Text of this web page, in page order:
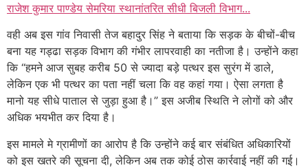
राजेश कुमार पाण्डेय सेमरिया स्थानांतरित सीधी बिजली विभाग...
वही अब इस गांव निवासी तेज बहादुर सिंह ने बताया कि सड़क के बीचों-बीच
बना यह गड्ढा सड़क विभाग की गंभीर लापरवाही का नतीजा है। उन्होंने कहा
कि “हमने आज सुबह करीब 50 से ज्यादा बड़े पत्थर इस सुरंग में डाले,
लेकिन एक भी पत्थर का पता नहीं चला कि वह कहां गया। ऐसा लगता है
मानो यह सीधे पाताल से जुड़ा हुआ है।” इस अजीब स्थिति ने लोगों को और
अधिक भयभीत कर दिया है।
इस मामले मे ग्रामीणों का आरोप है कि उन्होंने कई बार संबंधित अधिकारियों
को इस खतरे की सूचना दी, लेकिन अब तक कोई ठोस कार्रवाई नहीं की गई।